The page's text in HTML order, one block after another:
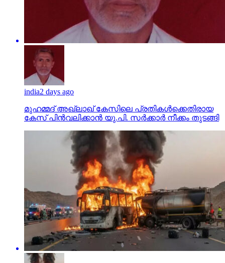
india2 days ago
മുഹമ്മദ് അഖ്‌ലാഖ് കേസിലെ പ്രതികള്‍ക്കെതിരായ